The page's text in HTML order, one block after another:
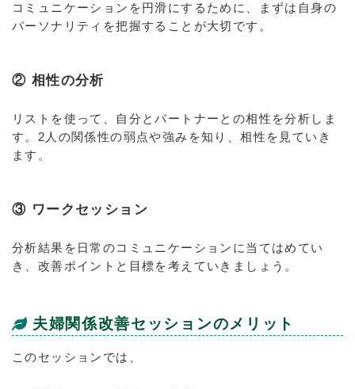
コミュニケーションを円滑にするために、まずは自身の
パーソナリティを把握することが大切です。
② 相性の分析
リストを使って、自分とパートナーとの相性を分析しま
す。2人の関係性の弱点や強みを知り、相性を見ていき
ます。
③ ワークセッション
分析結果を日常のコミュニケーションに当てはめてい
き、改善ポイントと目標を考えていきましょう。
夫婦関係改善セッションのメリット
このセッションでは、